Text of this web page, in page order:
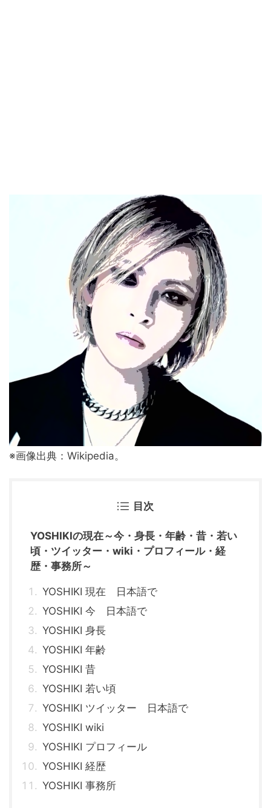
※画像出典：Wikipedia。
目次
YOSHIKIの現在～今・身長・年齢・昔・若い
頃・ツイッター・wiki・プロフィール・経
歴・事務所～
YOSHIKI 現在 日本語で
YOSHIKI 今 日本語で
YOSHIKI 身長
YOSHIKI 年齢
YOSHIKI 昔
YOSHIKI 若い頃
YOSHIKI ツイッター 日本語で
YOSHIKI wiki
YOSHIKI プロフィール
YOSHIKI 経歴
YOSHIKI 事務所